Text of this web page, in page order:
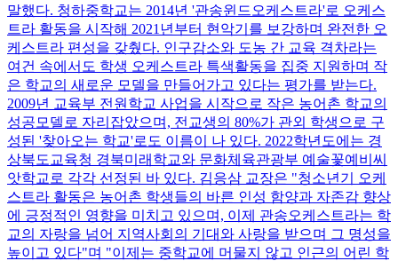
말했다. 청하중학교는 2014년 '관송윈드오케스트라'로 오케스
트라 활동을 시작해 2021년부터 현악기를 보강하며 완전한 오
케스트라 편성을 갖췄다. 인구감소와 도농 간 교육 격차라는
여건 속에서도 학생 오케스트라 특색활동을 집중 지원하며 작
은 학교의 새로운 모델을 만들어가고 있다는 평가를 받는다.
2009년 교육부 전원학교 사업을 시작으로 작은 농어촌 학교의
성공모델로 자리잡았으며, 전교생의 80%가 관외 학생으로 구
성된 '찾아오는 학교'로도 이름이 나 있다. 2022학년도에는 경
상북도교육청 경북미래학교와 문화체육관광부 예술꽃예비씨
앗학교로 각각 선정된 바 있다. 김응삼 교장은 "청소년기 오케
스트라 활동은 농어촌 학생들의 바른 인성 함양과 자존감 향상
에 긍정적인 영향을 미치고 있으며, 이제 관송오케스트라는 학
교의 자랑을 넘어 지역사회의 기대와 사랑을 받으며 그 명성을
높이고 있다"며 "이제는 중학교에 머물지 않고 인근의 어린 학